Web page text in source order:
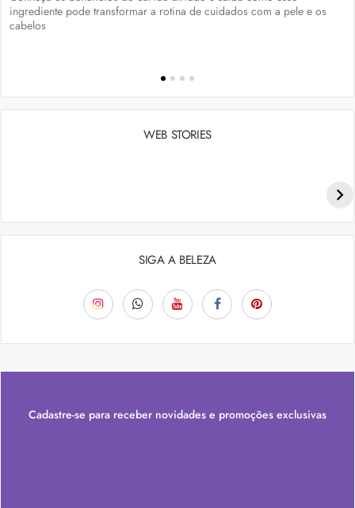
ingrediente pode transformar a rotina de cuidados com a pele e os
cabelos
WEB STORIES
SIGA A BELEZA
Cadastre-se para receber novidades e promoções exclusivas